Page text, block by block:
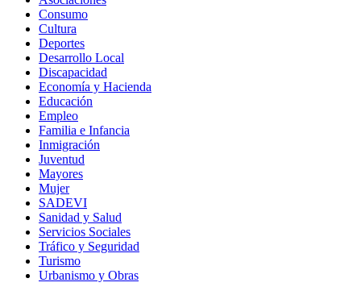
Consumo
Cultura
Deportes
Desarrollo Local
Discapacidad
Economía y Hacienda
Educación
Empleo
Familia e Infancia
Inmigración
Juventud
Mayores
Mujer
SADEVI
Sanidad y Salud
Servicios Sociales
Tráfico y Seguridad
Turismo
Urbanismo y Obras